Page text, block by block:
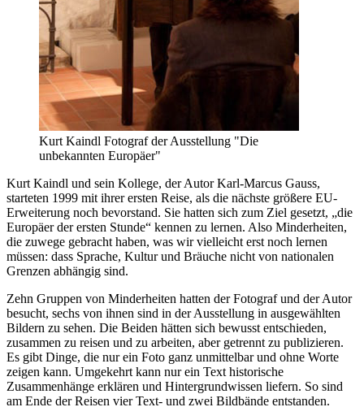
Kurt Kaindl Fotograf der Ausstellung "Die
unbekannten Europäer"
Kurt Kaindl und sein Kollege, der Autor Karl-Marcus Gauss,
starteten 1999 mit ihrer ersten Reise, als die nächste größere EU-
Erweiterung noch bevorstand. Sie hatten sich zum Ziel gesetzt, „die
Europäer der ersten Stunde“ kennen zu lernen. Also Minderheiten,
die zuwege gebracht haben, was wir vielleicht erst noch lernen
müssen: dass Sprache, Kultur und Bräuche nicht von nationalen
Grenzen abhängig sind.
Zehn Gruppen von Minderheiten hatten der Fotograf und der Autor
besucht, sechs von ihnen sind in der Ausstellung in ausgewählten
Bildern zu sehen. Die Beiden hätten sich bewusst entschieden,
zusammen zu reisen und zu arbeiten, aber getrennt zu publizieren.
Es gibt Dinge, die nur ein Foto ganz unmittelbar und ohne Worte
zeigen kann. Umgekehrt kann nur ein Text historische
Zusammenhänge erklären und Hintergrundwissen liefern. So sind
am Ende der Reisen vier Text- und zwei Bildbände entstanden.